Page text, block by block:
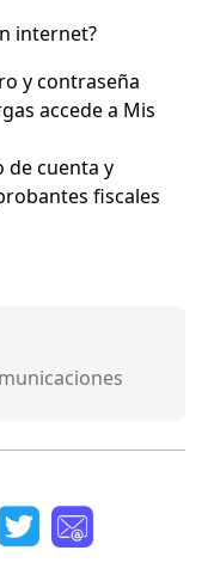
internet?
y contraseña
accede a Mis
de cuenta y
fiscales